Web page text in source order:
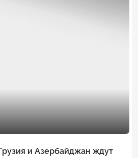
и Азербайджан ждут